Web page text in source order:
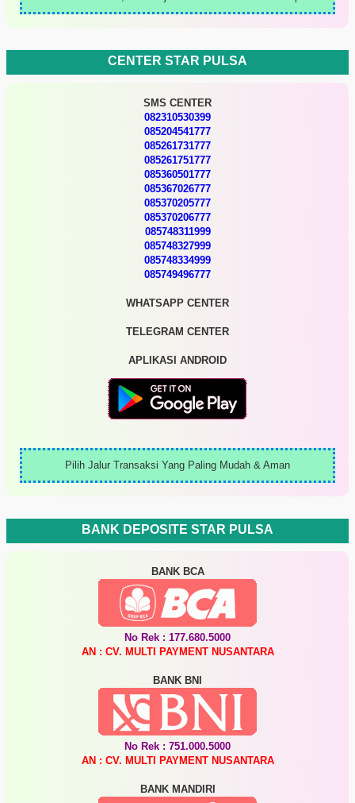
CENTER STAR PULSA
SMS CENTER
082310530399
085204541777
085261731777
085261751777
085360501777
085367026777
085370205777
085370206777
085748311999
085748327999
085748334999
085749496777
WHATSAPP CENTER
TELEGRAM CENTER
APLIKASI ANDROID
Pilih Jalur Transaksi Yang Paling Mudah & Aman
BANK DEPOSITE STAR PULSA
BANK BCA
No Rek : 177.680.5000
AN : CV. MULTI PAYMENT NUSANTARA
BANK BNI
No Rek : 751.000.5000
AN : CV. MULTI PAYMENT NUSANTARA
BANK MANDIRI